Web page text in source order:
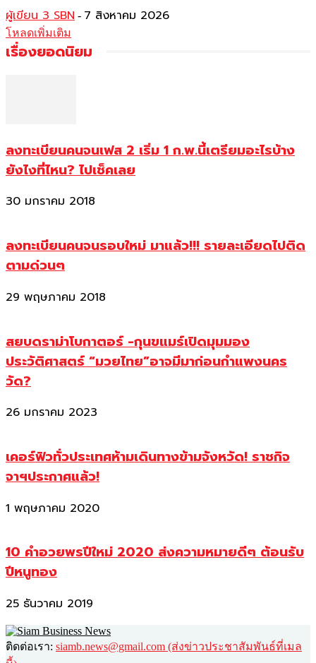
ผู้เขียน 3 SBN - 7 สิงหาคม 2026
โหลดเพิ่มเติม
เรื่องยอดนิยม
ลงทะเบียนคนจนเฟส 2 เริ่ม 1 ก.พ.นี้เตรียมอะไรบ้าง
ยังไงที่ไหน? ไปเช็คเลย
30 มกราคม 2018
ลงทะเบียนคนจนรอบใหม่ มาแล้ว!!! รายละเอียดไปติด
ตามด่วนๆ
29 พฤษภาคม 2018
สยบดราม่าโบกาตอร์ -กุนขแมร์เปิดมุมมอง
ประวัติศาสตร์ “มวยไทย”อาจมีมาก่อนกำแพงนคร
วัด?
26 มกราคม 2023
เคอร์ฟิวทั่วประเทศห้ามเดินทางข้ามจังหวัด! ราชกิจ
จาฯประกาศแล้ว!
1 พฤษภาคม 2020
10 คำอวยพรปีใหม่ 2020 ส่งความหมายดีๆ ต้อนรับ
ปีหนูทอง
25 ธันวาคม 2019
ติดต่อเรา: siamb.news@gmail.com (ส่งข่าวประชาสัมพันธ์ที่เมล